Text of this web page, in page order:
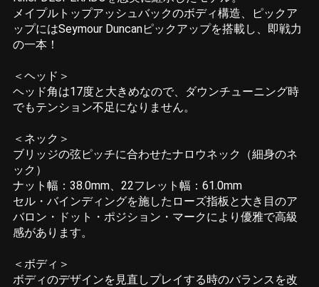
メイプルトップアッシュバックのボディ構造、ピックア
ップにはSeymour Duncanピックアップを搭載し、即戦力
の一本！
＜ヘッド＞
ヘッド角は17度と大きめなので、ダウンチューニング時
でもテンション不足になりません。
＜ネック＞
ブリッジの弦ピッチに合わせたナロウネック（細身のネ
ック）
ナット幅：38.0mm、22フレット幅：61.0mm
セル・バインディングを施したローズ指板と大き目のア
バロン・ドット・ポジション・マークにより優雅で高級
感があります。
＜ボディ＞
ボディのデザインを見直しプレイする時のバランスを改